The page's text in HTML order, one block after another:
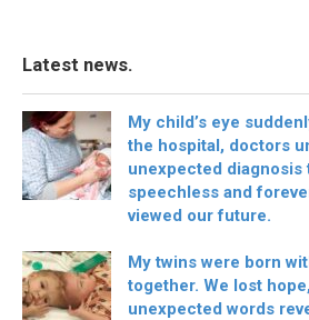
Latest news.
My child’s eye
the hospital, doctors
unexpected diagnosis
speechless and
viewed our future.
My twins were born
together. We lost
unexpected words